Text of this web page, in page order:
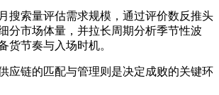
搜索量评估需求规模，通过评价数反推头
分市场体量，并拉长周期分析季节性波
货节奏与入场时机。
应链的匹配与管理则是决定成败的关键环